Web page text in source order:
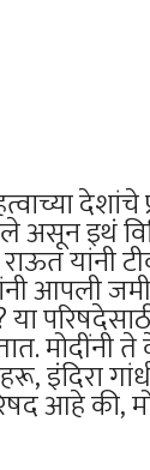
देशांचे
असून इथं
यांनी
आपली
इंदिरा
आहे की,